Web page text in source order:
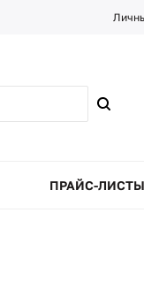
ПРАЙС-ЛИСТЫ